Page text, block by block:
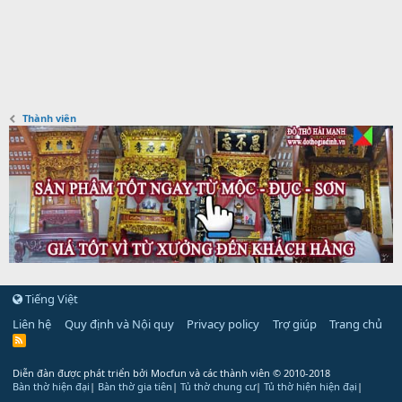
Thành viên
Tiếng Việt
Liên hệ
Quy định và Nội quy Privacy policy Trợ giúp Trang chủ
R
Diễn đàn được phát triển bởi Mocfun và các thành viên © 2010-2018
Bàn thờ hiện đại | Bàn thờ gia tiên | Tủ thờ chung cư| Tủ thờ hiện hiện đại |